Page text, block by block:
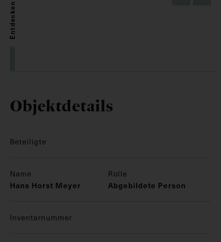
Entdecken
Objektdetails
Beteiligte
Name Rolle
Hans Horst Meyer Abgebildete Person
Inventarnummer